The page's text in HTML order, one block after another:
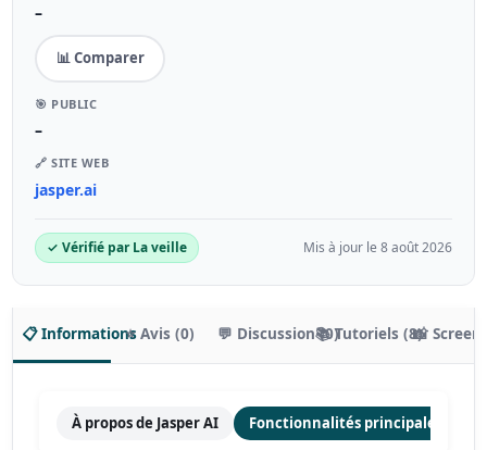
–
📊 Comparer
🎯 PUBLIC
–
🔗 SITE WEB
jasper.ai
✓ Vérifié par La veille Mis à jour le 8 août 2026
📋 Informations⭐ Avis (0) 💬 Discussion (0)📚 Tutoriels (8)📸
À propos de Jasper AI Fonctionnalités principales